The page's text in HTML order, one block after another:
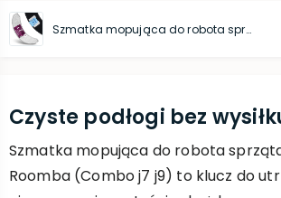
Szmatka mopująca do robota sprzątającego iRobot Roomba (Combo j7 j9)
Czyste podłogi bez
Szmatka mopująca do robota
Roomba (Combo j7 j9) to klucz do